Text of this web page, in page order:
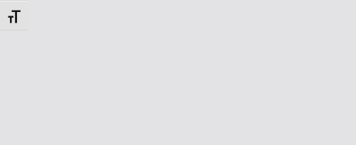
Schrift vergrößern